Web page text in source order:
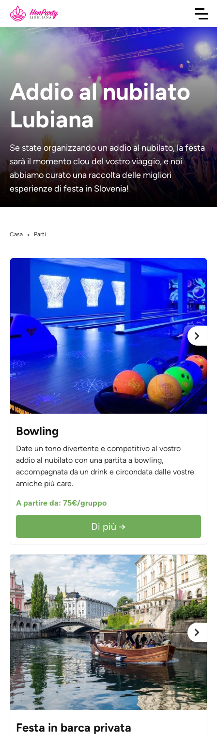
Addio al nubilato
Lubiana
Se state organizzando un addio al nubilato, la festa
sarà il momento clou del vostro viaggio, e noi
abbiamo curato una raccolta delle migliori
esperienze di festa in Slovenia!
Casa > Parti
Bowling
Date un tono divertente e competitivo al vostro
addio al nubilato con una partita a bowling,
accompagnata da un drink e circondata dalle vostre
amiche più care.
A partire da: 75€/gruppo
Di più →
Festa in barca privata